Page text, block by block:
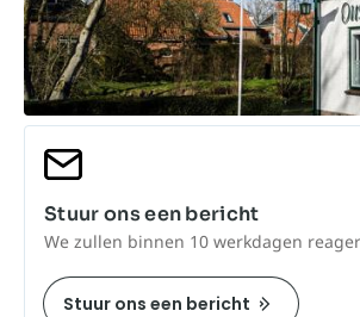
Stuur ons een bericht
We zullen binnen 10 werkdagen
Stuur ons een bericht